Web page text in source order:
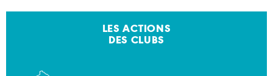
LES ACTIONS
DES CLUBS